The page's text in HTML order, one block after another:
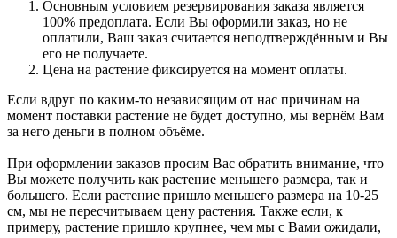
Основным условием резервирования заказа является
100% предоплата. Если Вы оформили заказ, но не
оплатили, Ваш заказ считается неподтверждённым и Вы
его не получаете.
Цена на растение фиксируется на момент оплаты.
Если вдруг по каким-то независящим от нас причинам на
момент поставки растение не будет доступно, мы вернём Вам
за него деньги в полном объёме.
При оформлении заказов просим Вас обратить внимание, что
Вы можете получить как растение меньшего размера, так и
большего. Если растение пришло меньшего размера на 10-25
см, мы не пересчитываем цену растения. Также если, к
примеру, растение пришло крупнее, чем мы с Вами ожидали,